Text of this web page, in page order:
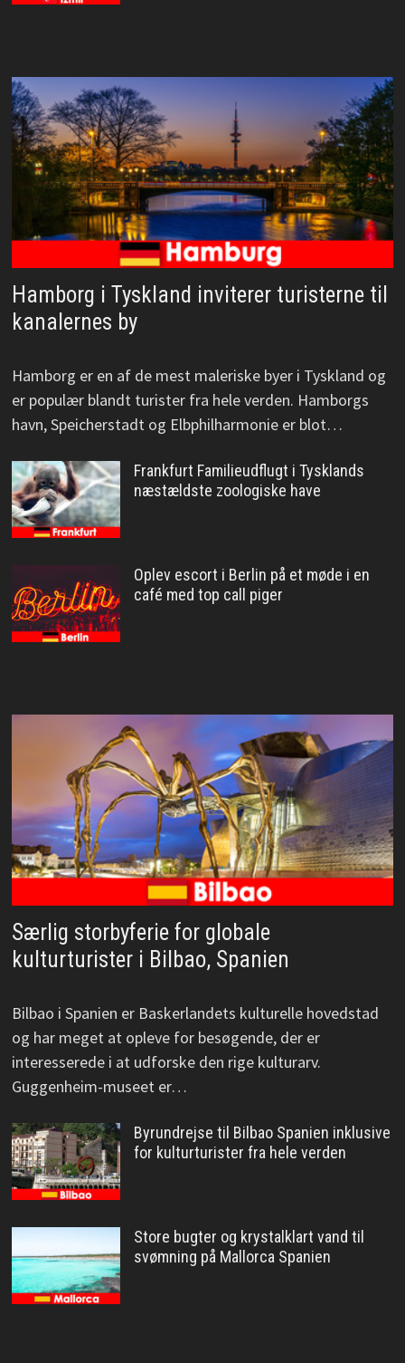
Hamborg i Tyskland inviterer turisterne til
kanalernes by
Hamborg er en af de mest maleriske byer i Tyskland og
er populær blandt turister fra hele verden. Hamborgs
havn, Speicherstadt og Elbphilharmonie er blot…
Frankfurt Familieudflugt i Tysklands
næstældste zoologiske have
Oplev escort i Berlin på et møde i en
café med top call piger
Særlig storbyferie for globale
kulturturister i Bilbao, Spanien
Bilbao i Spanien er Baskerlandets kulturelle hovedstad
og har meget at opleve for besøgende, der er
interesserede i at udforske den rige kulturarv.
Guggenheim-museet er…
Byrundrejse til Bilbao Spanien inklusive
for kulturturister fra hele verden
Store bugter og krystalklart vand til
svømning på Mallorca Spanien